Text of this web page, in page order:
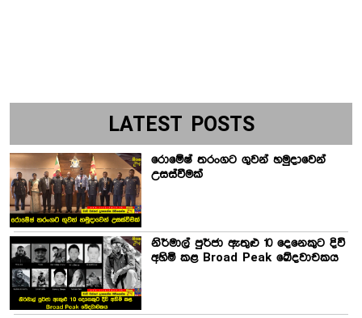
LATEST POSTS
රොමේෂ් තරංගට ගුවන් හමුදාවෙන්
උසස්වීමක්
නිර්මාල් පුර්ජා ඇතුළු 10 දෙනෙකුට දිවි
අහිමි කළ Broad Peak ඛේදවාචකය